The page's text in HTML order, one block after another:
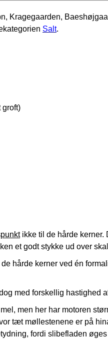
Kragegaarden,
Salt.
groft)
ikke til de hårde kerner.
et godt stykke ud over
de hårde kerner ved én
med forskellig hastighed
men her har motoren
tæt møllestenene er på
fordi slibefladen